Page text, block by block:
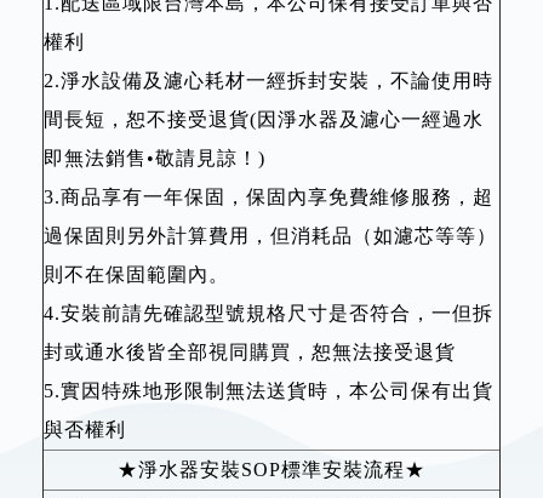
權利
2.淨水設備及濾心耗材一經拆封安裝，不論使用時
間長短，恕不接受退貨(因淨水器及濾心一經過水
即無法銷售•敬請見諒！)
3.商品享有一年保固，保固內享免費維修服務，超
過保固則另外計算費用，但消耗品（如濾芯等等）
則不在保固範圍內。
4.安裝前請先確認型號規格尺寸是否符合，一但拆
封或通水後皆全部視同購買，恕無法接受退貨
5.實因特殊地形限制無法送貨時，本公司保有出貨
與否權利
★淨水器安裝SOP標準安裝流程★